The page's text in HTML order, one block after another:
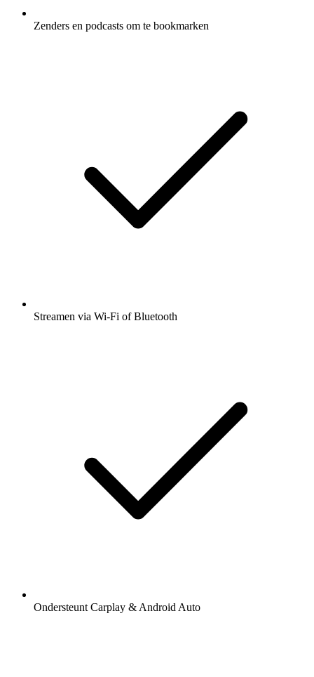
Zenders en podcasts om te bookmarken
Streamen via Wi-Fi of Bluetooth
Ondersteunt Carplay & Android Auto